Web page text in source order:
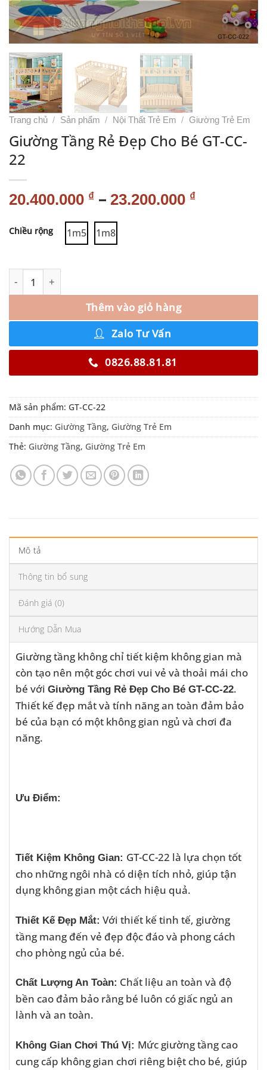
Trang chủ / Sản phẩm / Nội Thất Trẻ Em / Giường Trẻ Em
Giường Tầng Rẻ Đẹp Cho Bé GT-CC-
22
20.400.000 ₫ – 23.200.000 ₫
Chiều rộng 1m5 1m8
Thêm vào giỏ hàng
Zalo Tư Vấn
0826.88.81.81
Mã sản phẩm: GT-CC-22
Danh mục: Giường Tầng, Giường Trẻ Em
Thẻ: Giường Tầng, Giường Trẻ Em
Mô tả
Thông tin bổ sung
Đánh giá (0)
Hướng Dẫn Mua
Giường tầng không chỉ tiết kiệm không gian mà
còn tạo nên một góc chơi vui vẻ và thoải mái cho
bé với Giường Tầng Rẻ Đẹp Cho Bé GT-CC-22.
Thiết kế đẹp mắt và tính năng an toàn đảm bảo
bé của bạn có một không gian ngủ và chơi đa
năng.
Ưu Điểm:
Tiết Kiệm Không Gian: GT-CC-22 là lựa chọn tốt
cho những ngôi nhà có diện tích nhỏ, giúp tận
dụng không gian một cách hiệu quả.
Thiết Kế Đẹp Mắt: Với thiết kế tinh tế, giường
tầng mang đến vẻ đẹp độc đáo và phong cách
cho phòng ngủ của bé.
Chất Lượng An Toàn: Chất liệu an toàn và độ
bền cao đảm bảo rằng bé luôn có giấc ngủ an
lành và an toàn.
Không Gian Chơi Thú Vị: Mức giường tầng cao
cung cấp không gian chơi riêng biệt cho bé, giúp